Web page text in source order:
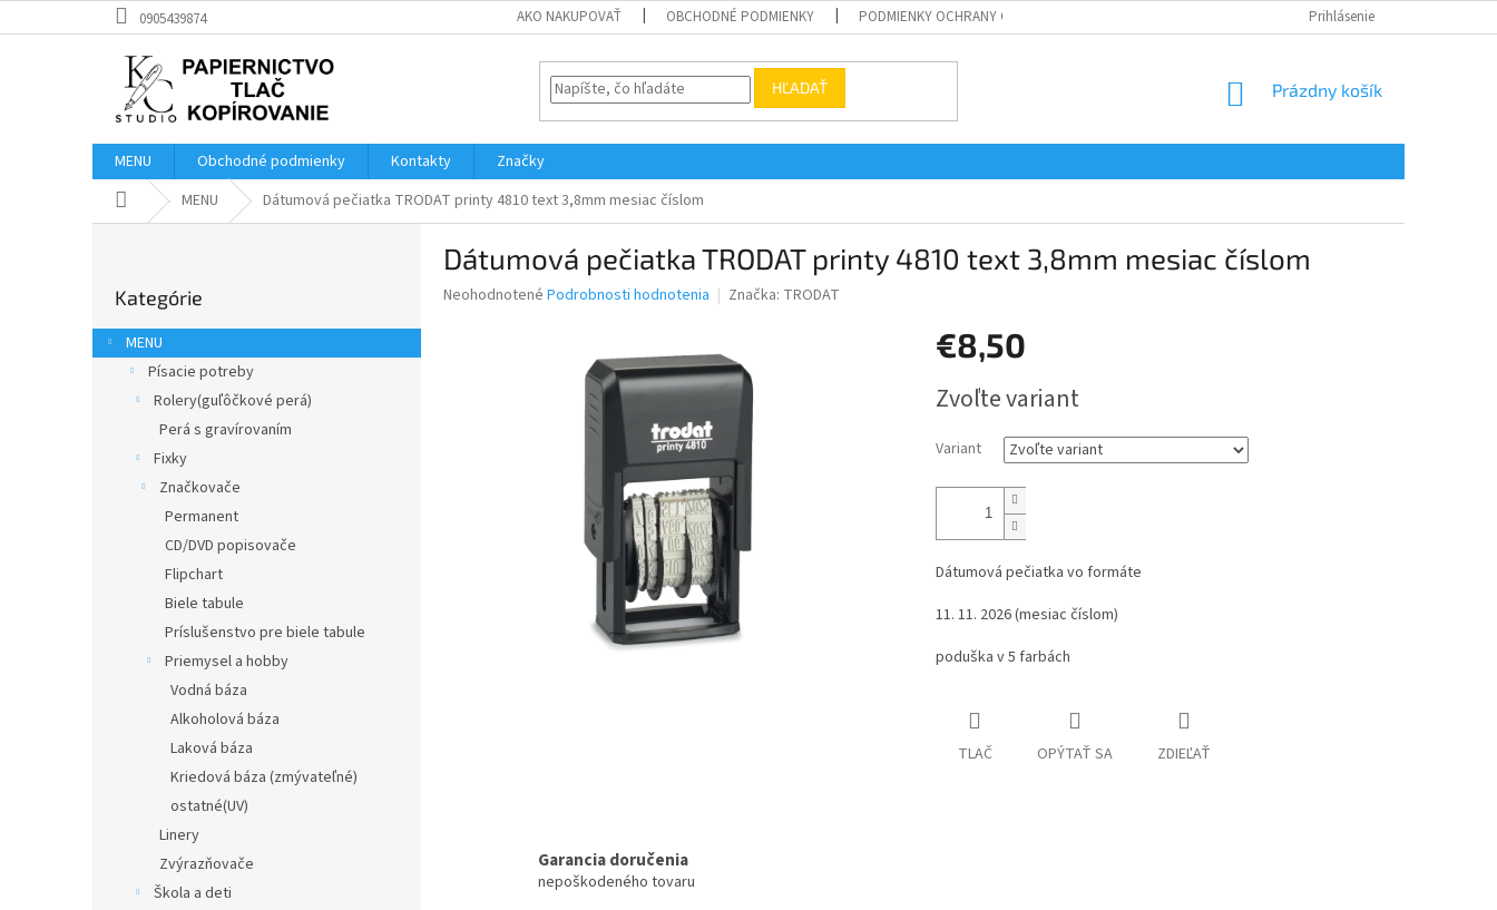
na
0905439874 AKO NAKUPOVAŤ OBCHODNÉ PODMIENKY PODMIENKY OCHRANY OSOBNÝCH ÚDAJOV Prihlásenie
HĽADAŤ
NÁKUPNÝ
Prázdny košík
MENU Obchodné podmienky Kontakty
Značky
DomovMENU Dátumová pečiatka TRODAT printy 4810 text 3,8mm mesiac číslom
ý
p
kategórie
Kategórie
MENU
Písacie potreby
Rolery(guľôčkové perá)
Perá s gravírovaním
Fixky
Značkovače
Permanent
CD/DVD popisovače
Flipchart
Biele tabule
Príslušenstvo pre biele tabule
Priemysel a hobby
Vodná báza
Alkoholová báza
Laková báza
Kriedová báza (zmývateľné)
ostatné(UV)
Linery
Zvýrazňovače
Škola a deti
Dátumová pečiatka TRODAT printy 4810 text 3,8mm mesiac číslom
Priemerné
Neohodnotené Podrobnosti hodnotenia Značka: TRODAT
€8,50
cena:
Zvoľte variant
Variant
Dátumová pečiatka vo formáte
11. 11. 2026 (mesiac číslom)
poduška v 5 farbách
TLAČ OPÝTAŤ SA ZDIEĽAŤ
Garancia doručenia
nepoškodeného tovaru